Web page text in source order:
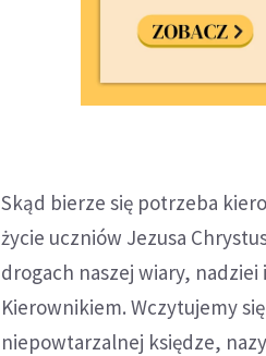
Skąd bierze się potrzeba
życie uczniów Jezusa
drogach naszej wiary,
Kierownikiem. Wczytujemy
niepowtarzalnej księdze,